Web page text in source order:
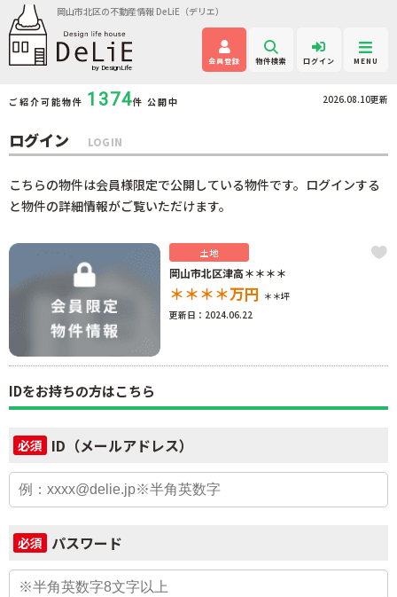
岡山市北区の不動産情報 DeLiE（デリエ）
会員登録 物件検索 ログイン MENU
ご紹介可能物件 1374件 公開中 2026.08.10更新
ログイン LOGIN
こちらの物件は会員様限定で公開している物件です。ログインする
と物件の詳細情報がご覧いただけます。
土地
岡山市北区津高＊＊＊＊
＊＊＊＊万円 ＊＊坪
更新日：2024.06.22
IDをお持ちの方はこちら
必須 ID（メールアドレス）
必須 パスワード